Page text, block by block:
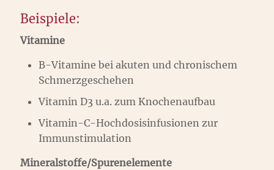
Beispiele:
Vitamine
B-Vitamine bei akuten und chronischem
Schmerzgeschehen
Vitamin D3 u.a. zum Knochenaufbau
Vitamin-C-Hochdosisinfusionen zur
Immunstimulation
Mineralstoffe/Spurenelemente